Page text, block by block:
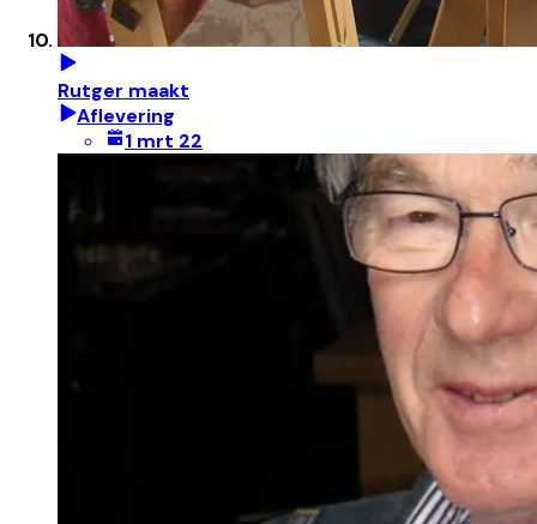
Rutger maakt
Aflevering
1 mrt 22